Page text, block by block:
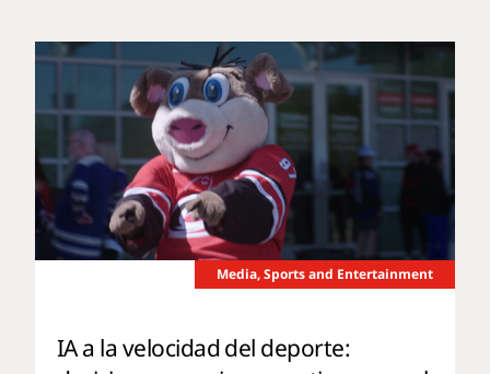
Media, Sports and Entertainment
IA a la velocidad del deporte: